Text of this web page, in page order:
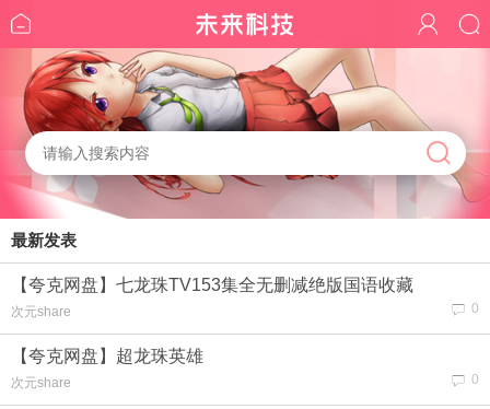
最新发表
【夸克网盘】七龙珠TV153集全无删减绝版国语收藏
次元share 0
【夸克网盘】超龙珠英雄
次元share 0